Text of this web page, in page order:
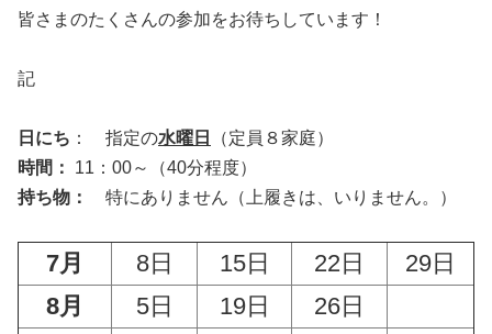
皆さまのたくさんの参加をお待ちしています！
記
日にち ： 指定の水曜日
（定員８家庭）
時間：
11：00～（40分程度）
持ち物：
特にありません（上履きは、いりません。）
7月 8日 15日 22日
29日
8月
5日 19日
26日